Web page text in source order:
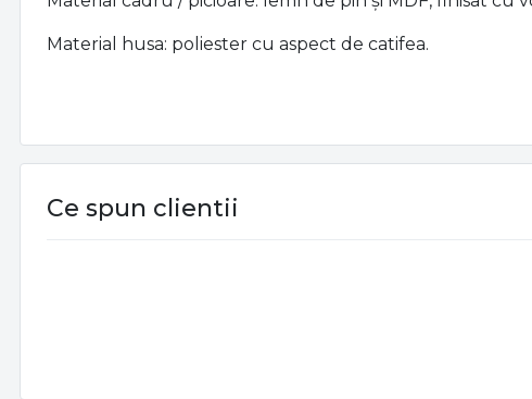
Material husa: poliester cu aspect de catifea.
Ce spun clientii